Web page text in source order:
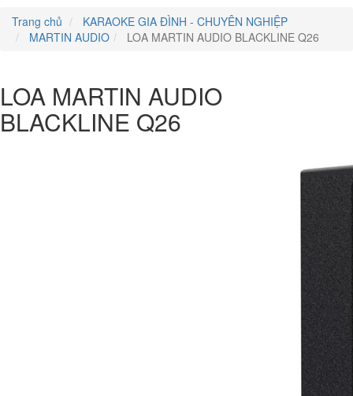
Trang chủ
KARAOKE GIA ĐÌNH - CHUYÊN NGHIỆP
MARTIN AUDIO
LOA MARTIN AUDIO BLACKLINE Q26
LOA MARTIN AUDIO
BLACKLINE Q26